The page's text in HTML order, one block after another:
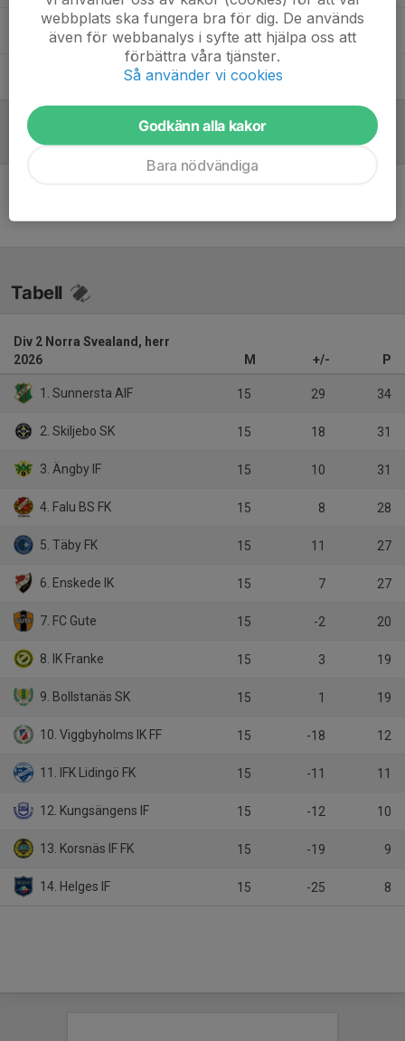
Jesper SchwartzMaterialförvaltare
Lagledare, kassör
Referat
Tabell
Div 2 Norra Svealand, herr
2026
M +/- P
1. Sunnersta AIF 15 29 34
2. Skiljebo SK 15 18 31
3. Ängby IF 15 10 31
4. Falu BS FK 15 8 28
5. Täby FK 15 11 27
6. Enskede IK 15 7 27
7. FC Gute 15 -2 20
8. IK Franke 15 3 19
9. Bollstanäs SK 15 1 19
10. Viggbyholms IK FF 15 -18 12
11. IFK Lidingö FK 15 -11 11
12. Kungsängens IF 15 -12 10
13. Korsnäs IF FK 15 -19 9
14. Helges IF 15 -25 8
webbplats ska fungera bra för dig. De används
även för webbanalys i syfte att hjälpa oss att
förbättra våra tjänster.
Så använder vi cookies
Godkänn alla kakor
Bara nödvändiga